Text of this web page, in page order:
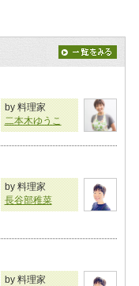
by 料理家
二本木ゆうこ
by 料理家
長谷部稚菜
by 料理家